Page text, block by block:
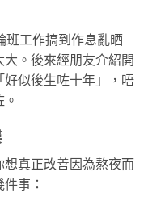
班工作搞到作息亂晒
。後來經朋友介紹開
似後生咗十年」，唔
真正改善因為熬夜而
事：